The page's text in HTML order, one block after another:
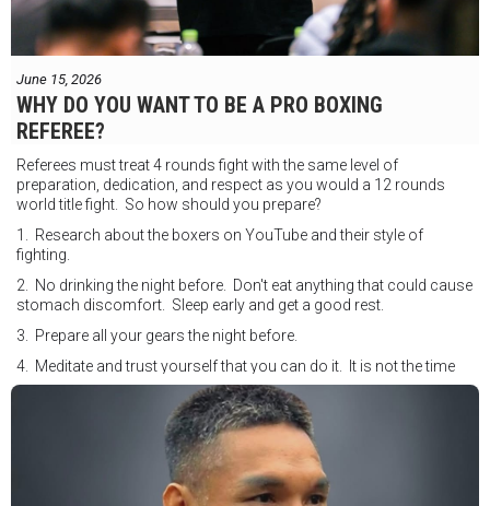
June 15, 2026
WHY DO YOU WANT TO BE A PRO BOXING
REFEREE?
Referees must treat 4 rounds fight with the same level of
preparation, dedication, and respect as you would a 12 rounds
world title fight. So how should you prepare?
1. Research about the boxers on YouTube and their style of
fighting.
2. No drinking the night before. Don't eat anything that could cause
stomach discomfort. Sleep early and get a good rest.
3. Prepare all your gears the night before.
4. Meditate and trust yourself that you can do it. It is not the time
for self doubt.
5. Conduct yourself as if you are on the world stage for a world
championship fight. Remeber that everyone is watching.
6. It's ok to make a mistake but its not okay to hesitate. When you
make a call, make it loud and clear.